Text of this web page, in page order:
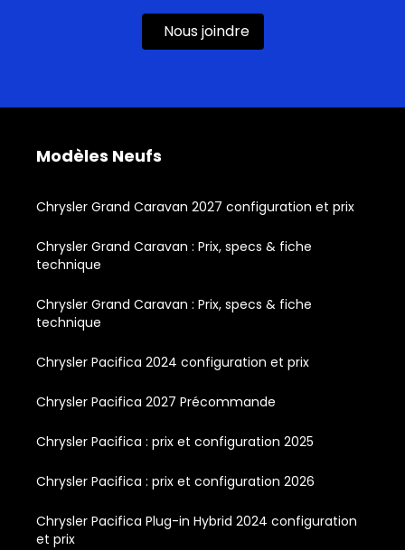
Nous joindre
Modèles Neufs
Chrysler Grand Caravan 2027 configuration et prix
Chrysler Grand Caravan : Prix, specs & fiche
technique
Chrysler Grand Caravan : Prix, specs & fiche
technique
Chrysler Pacifica 2024 configuration et prix
Chrysler Pacifica 2027 Précommande
Chrysler Pacifica : prix et configuration 2025
Chrysler Pacifica : prix et configuration 2026
Chrysler Pacifica Plug-in Hybrid 2024 configuration
et prix